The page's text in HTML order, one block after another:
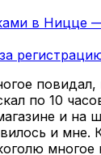
в Ницце
по 10
и на
и